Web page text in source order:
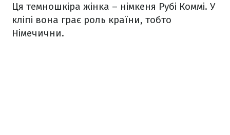
Ця темношкіра жінка – німкеня Рубі Коммі. У
кліпі вона грає роль країни, тобто
Німечични.